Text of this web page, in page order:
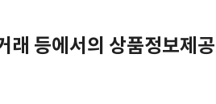
래 등에서의 상품정보제공